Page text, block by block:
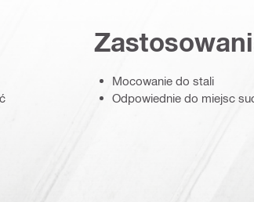
Mocowanie do stali
Odpowiednie do miejsc